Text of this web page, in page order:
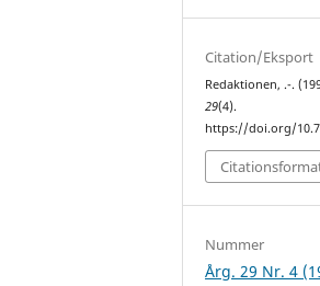
Citation/Eksport
Redaktionen, .-.
29(4).
https://doi.org/
Nummer
Årg. 29 Nr. 4